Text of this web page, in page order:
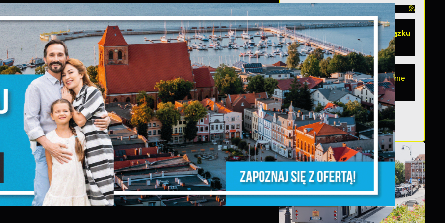
06 - 08 - 2026
Spotkanie konsultacyjne
poświęcone powołaniu związku
metropolitalnego w
województwie pomorskim
Szanowni Państwo, serdecznie
zapraszamy na otwarte spotkanie
konsultacyjne, poświęcone
powołaniu...
Szanujemy Twoją prywatność. Możesz zmienić ustawienia cookies lub zaakceptować
je wszystkie. W dowolnym momencie możesz dokonać zmiany swoich ustawień.
Niezbędne
Niezbędne pliki cookies służą do prawidłowego funkcjonowania strony internetowej i
umożliwiają Ci komfortowe korzystanie z oferowanych przez nas usług.
Pliki cookies odpowiadają na podejmowane przez Ciebie działania w celu m.in.
dostosowania Twoich ustawień preferencji prywatności, logowania czy wypełniania
formularzy. Dzięki plikom cookies strona, z której korzystasz, może działać bez zakłóceń.
Funkcjonalne i personalizacyjne
Tego typu pliki cookies umożliwiają stronie internetowej zapamiętanie
wprowadzonych przez Ciebie ustawień oraz personalizację określonych
funkcjonalności czy prezentowanych treści.
Dzięki tym plikom cookies możemy zapewnić Ci większy komfort korzystania z
ZAPISZ WYBRANE